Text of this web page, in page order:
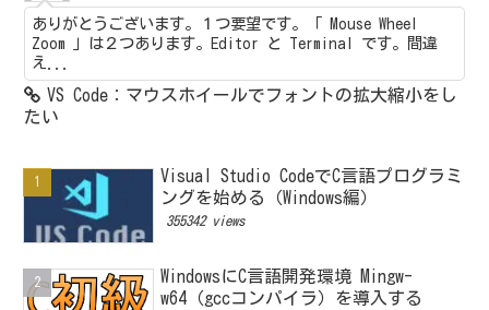
ありがとうございます。１つ要望です。「 Mouse Wheel
Zoom 」は２つあります。Editor と Terminal です。間違
え...
VS Code：マウスホイールでフォントの拡大縮小をし
たい
Visual Studio CodeでC言語プログラミ
ングを始める（Windows編）
355342 views
WindowsにC言語開発環境 Mingw-
w64（gccコンパイラ）を導入する